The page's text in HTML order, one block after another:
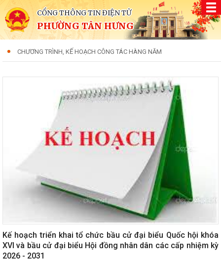
CỔNG THÔNG TIN ĐIỆN TỬ
PHƯỜNG TÂN HƯNG
CHƯƠNG TRÌNH, KẾ HOẠCH CÔNG TÁC HÀNG NĂM
Kế hoạch triển khai tổ chức bầu cử đại biểu Quốc hội khóa
XVI và bầu cử đại biểu Hội đồng nhân dân các cấp nhiệm kỳ
2026 - 2031